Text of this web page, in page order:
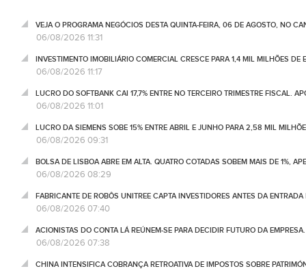
VEJA O PROGRAMA NEGÓCIOS DESTA QUINTA-FEIRA, 06 DE AGOSTO, NO
06/08/2026 11:31
INVESTIMENTO IMOBILIÁRIO COMERCIAL CRESCE PARA 1,4 MIL MILHÕES DE
06/08/2026 11:17
LUCRO DO SOFTBANK CAI 17,7% ENTRE NO TERCEIRO TRIMESTRE FISCAL.
06/08/2026 11:01
LUCRO DA SIEMENS SOBE 15% ENTRE ABRIL E JUNHO PARA 2,58 MIL
06/08/2026 09:31
BOLSA DE LISBOA ABRE EM ALTA. QUATRO COTADAS SOBEM MAIS DE 1%,
06/08/2026 08:29
FABRICANTE DE ROBÔS UNITREE CAPTA INVESTIDORES ANTES DA ENTRADA
06/08/2026 07:40
ACIONISTAS DO CONTA LÁ REÚNEM-SE PARA DECIDIR FUTURO DA
06/08/2026 07:38
CHINA INTENSIFICA COBRANÇA RETROATIVA DE IMPOSTOS SOBRE